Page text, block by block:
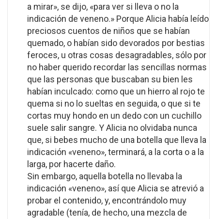
a mirar», se dijo, «para ver si lleva o no la
indicación de veneno.» Porque Alicia había leído
preciosos cuentos de niños que se habían
quemado, o habían sido devorados por bestias
feroces, u otras cosas desagradables, sólo por
no haber querido recordar las sencillas normas
que las personas que buscaban su bien les
habían inculcado: como que un hierro al rojo te
quema si no lo sueltas en seguida, o que si te
cortas muy hondo en un dedo con un cuchillo
suele salir sangre. Y Alicia no olvidaba nunca
que, si bebes mucho de una botella que lleva la
indicación «veneno», terminará, a la corta o a la
larga, por hacerte daño.
Sin embargo, aquella botella no llevaba la
indicación «veneno», así que Alicia se atrevió a
probar el contenido, y, encontrándolo muy
agradable (tenía, de hecho, una mezcla de